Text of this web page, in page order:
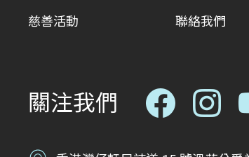
慈善活動 聯絡我們
關注我們